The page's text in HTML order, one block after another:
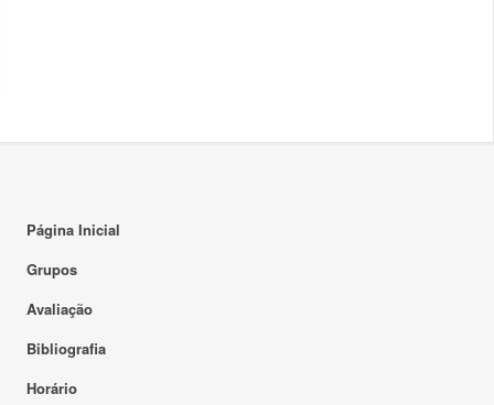
Página Inicial
Grupos
Avaliação
Bibliografia
Horário